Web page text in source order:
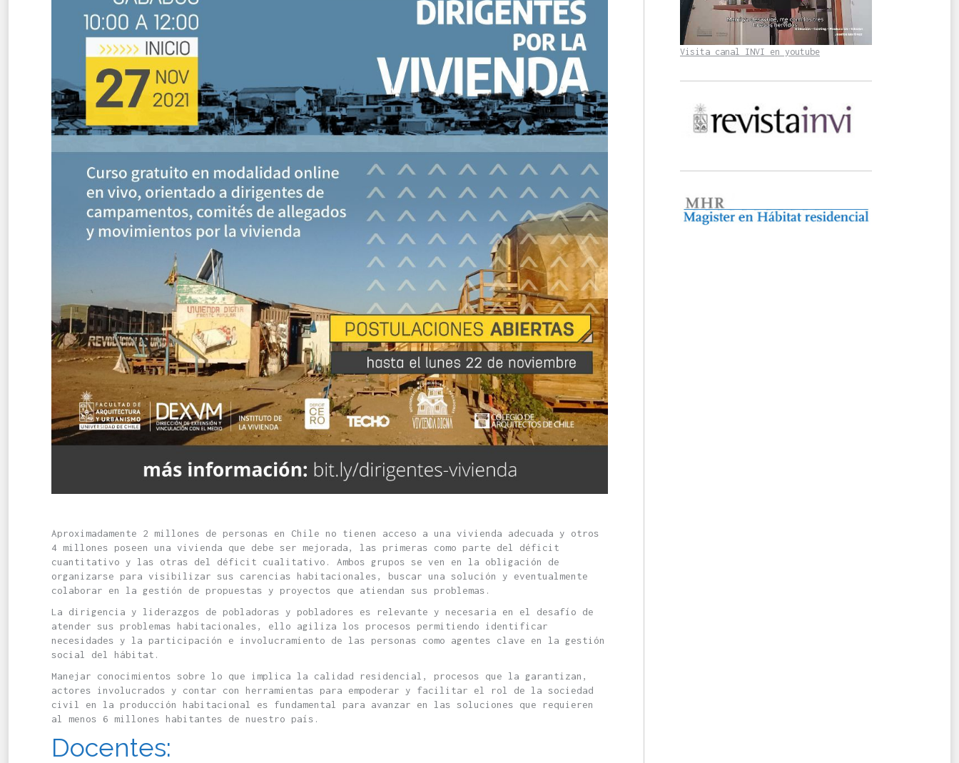
Aproximadamente 2 millones de personas en Chile no tienen acceso a una vivienda adecuada y otros
4 millones poseen una vivienda que debe ser mejorada, las primeras como parte del déficit
cuantitativo y las otras del déficit cualitativo. Ambos grupos se ven en la obligación de
organizarse para visibilizar sus carencias habitacionales, buscar una solución y eventualmente
colaborar en la gestión de propuestas y proyectos que atiendan sus problemas.
La dirigencia y liderazgos de pobladoras y pobladores es relevante y necesaria en el desafío de
atender sus problemas habitacionales, ello agiliza los procesos permitiendo identificar
necesidades y la participación e involucramiento de las personas como agentes clave en la gestión
social del hábitat.
Manejar conocimientos sobre lo que implica la calidad residencial, procesos que la garantizan,
actores involucrados y contar con herramientas para empoderar y facilitar el rol de la sociedad
civil en la producción habitacional es fundamental para avanzar en las soluciones que requieren
al menos 6 millones habitantes de nuestro país.
Docentes:
Visita canal INVI en youtube